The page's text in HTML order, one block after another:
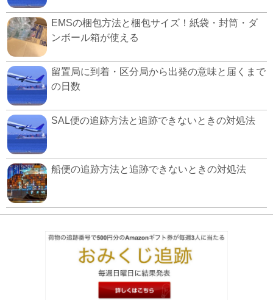
EMSの梱包方法と梱包サイズ！紙袋・封筒・ダ
ンボール箱が使える
留置局に到着・区分局から出発の意味と届くまで
の日数
SAL便の追跡方法と追跡できないときの対処法
船便の追跡方法と追跡できないときの対処法